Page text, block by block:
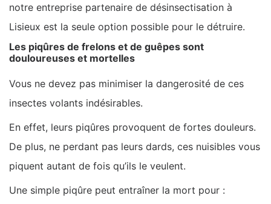
notre entreprise partenaire de désinsectisation à
Lisieux est la seule option possible pour le détruire.
Les piqûres de frelons et de guêpes sont
douloureuses et mortelles
Vous ne devez pas minimiser la dangerosité de ces
insectes volants indésirables.
En effet, leurs piqûres provoquent de fortes douleurs.
De plus, ne perdant pas leurs dards, ces nuisibles vous
piquent autant de fois qu’ils le veulent.
Une simple piqûre peut entraîner la mort pour :